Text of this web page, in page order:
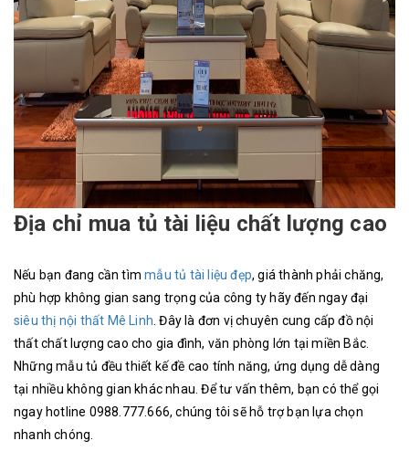
Địa chỉ mua tủ tài liệu chất lượng cao
Nếu bạn đang cần tìmmẫu tủ tài liệu đẹp, giá thành phải chăng,
phù hợp không gian sang trọng của công ty hãy đến ngay đại
siêu thị nội thất Mê Linh . Đây là đơn vị chuyên cung cấp đồ nội
thất chất lượng cao cho gia đình, văn phòng lớn tại miền Bắc.
Những mẫu tủ đều thiết kế đề cao tính năng, ứng dụng dễ dàng
tại nhiều không gian khác nhau. Để tư vấn thêm, bạn có thể gọi
ngay hotline 0988.777.666, chúng tôi sẽ hỗ trợ bạn lựa chọn
nhanh chóng.